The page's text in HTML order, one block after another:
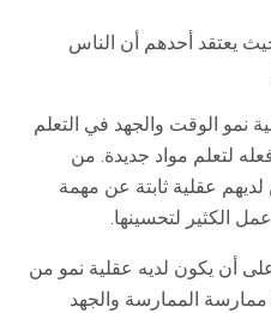
حيث يعتقد أحدهم أن الناس
نمو الوقت والجهد في التعلم
لتعلم مواد جديدة. من
عقلية ثابتة عن مهمة
الكثير لتحسينها.
أن يكون لديه عقلية نمو من
الممارسة والجهد